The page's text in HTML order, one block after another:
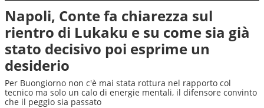
Napoli, Conte fa chiarezza sul
rientro di Lukaku e su come sia già
stato decisivo poi esprime un
desiderio
Per Buongiorno non c'è mai stata rottura nel rapporto col
tecnico ma solo un calo di energie mentali, il difensore convinto
che il peggio sia passato